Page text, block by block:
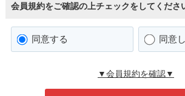
会員規約をご確認の上チェックをしてくださ
同意する 同意
▼会員規約を確認▼